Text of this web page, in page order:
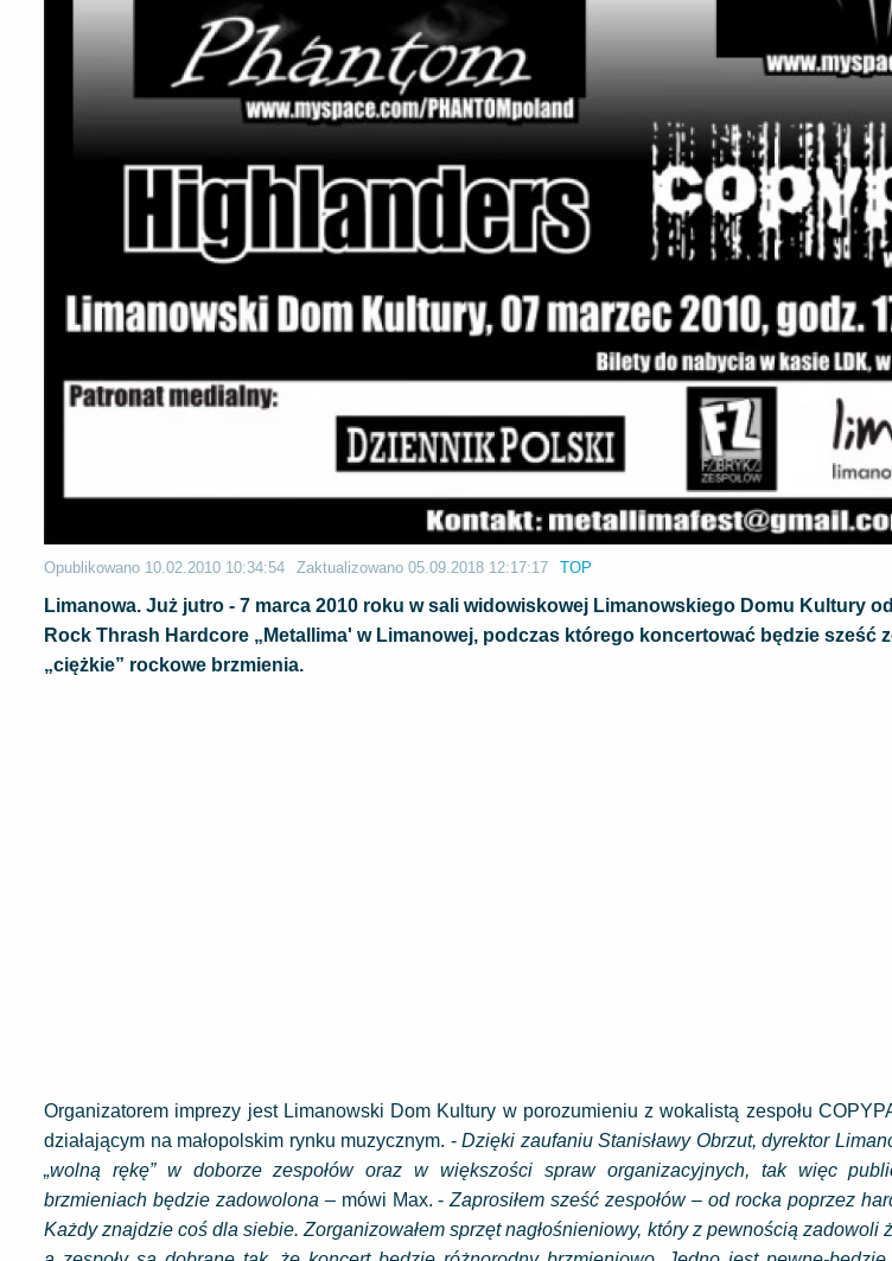
Opublikowano 10.02.2010 10:34:54 Zaktualizowano 05.09.2018 12:17:17 TOP
Limanowa. Już jutro - 7 marca 2010 roku w sali widowiskowej Limanowskiego Domu Kultury
Rock Thrash Hardcore „Metallima' w Limanowej, podczas którego koncertować będzie sześć
„ciężkie” rockowe brzmienia.
Organizatorem imprezy jest Limanowski Dom Kultury w porozumieniu z wokalistą zespołu
działającym na małopolskim rynku muzycznym. - Dzięki zaufaniu Stanisławy Obrzut, dyrektor
„wolną rękę” w doborze zespołów oraz w większości spraw organizacyjnych, tak więc
brzmieniach będzie zadowolona – mówi Max. -Zaprosiłem sześć zespołów – od rocka poprzez
Każdy znajdzie coś dla siebie. Zorganizowałem sprzęt nagłośnieniowy, który z pewnością zadowoli